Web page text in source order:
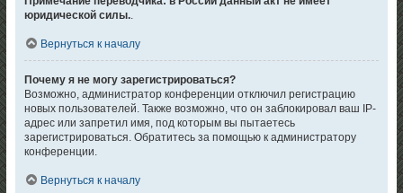
юридической силы..
Вернуться к началу
Почему я не могу зарегистрироваться?
Возможно, администратор конференции отключил регистрацию
новых пользователей. Также возможно, что он заблокировал ваш IP-
адрес или запретил имя, под которым вы пытаетесь
зарегистрироваться. Обратитесь за помощью к администратору
конференции.
Вернуться к началу